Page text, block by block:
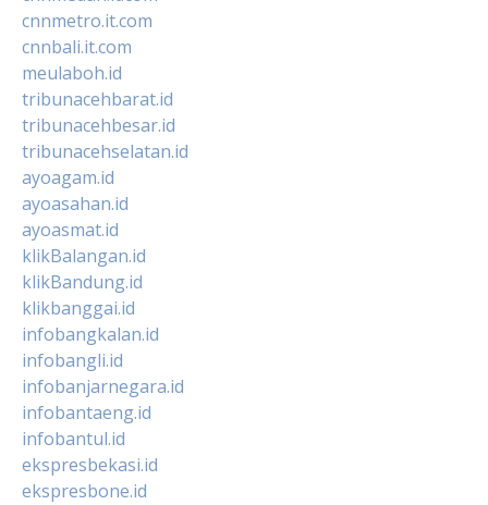
cnnmetro.it.com
cnnbali.it.com
meulaboh.id
tribunacehbarat.id
tribunacehbesar.id
tribunacehselatan.id
ayoagam.id
ayoasahan.id
ayoasmat.id
klikBalangan.id
klikBandung.id
klikbanggai.id
infobangkalan.id
infobangli.id
infobanjarnegara.id
infobantaeng.id
infobantul.id
ekspresbekasi.id
ekspresbone.id